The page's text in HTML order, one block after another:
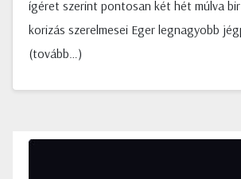
ígéret szerint pontosan két hét múlva
korizás szerelmesei Eger legnagyobb
(tovább…)